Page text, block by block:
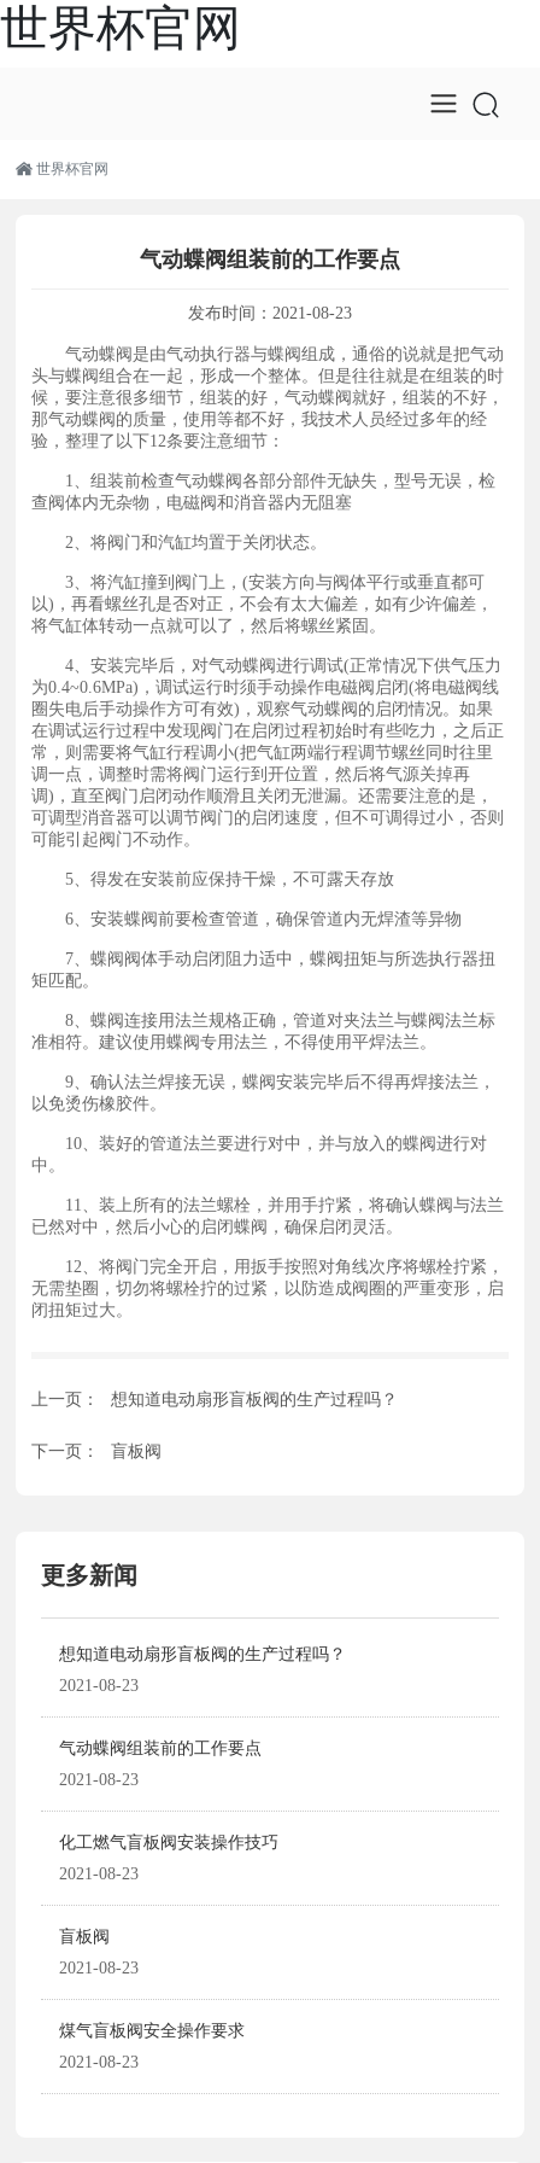
世界杯官网
世界杯官网
气动蝶阀组装前的工作要点
发布时间： 2021-08-23
气动蝶阀是由气动执行器与蝶阀组成，通俗的说就是把气动
头与蝶阀组合在一起，形成一个整体。但是往往就是在组装的时
候，要注意很多细节，组装的好，气动蝶阀就好，组装的不好，
那气动蝶阀的质量，使用等都不好，我技术人员经过多年的经
验，整理了以下12条要注意细节：
1、组装前检查气动蝶阀各部分部件无缺失，型号无误，检
查阀体内无杂物，电磁阀和消音器内无阻塞
2、将阀门和汽缸均置于关闭状态。
3、将汽缸撞到阀门上，(安装方向与阀体平行或垂直都可
以)，再看螺丝孔是否对正，不会有太大偏差，如有少许偏差，
将气缸体转动一点就可以了，然后将螺丝紧固。
4、安装完毕后，对气动蝶阀进行调试(正常情况下供气压力
为0.4~0.6MPa)，调试运行时须手动操作电磁阀启闭(将电磁阀线
圈失电后手动操作方可有效)，观察气动蝶阀的启闭情况。如果
在调试运行过程中发现阀门在启闭过程初始时有些吃力，之后正
常，则需要将气缸行程调小(把气缸两端行程调节螺丝同时往里
调一点，调整时需将阀门运行到开位置，然后将气源关掉再
调)，直至阀门启闭动作顺滑且关闭无泄漏。还需要注意的是，
可调型消音器可以调节阀门的启闭速度，但不可调得过小，否则
可能引起阀门不动作。
5、得发在安装前应保持干燥，不可露天存放
6、安装蝶阀前要检查管道，确保管道内无焊渣等异物
7、蝶阀阀体手动启闭阻力适中，蝶阀扭矩与所选执行器扭
矩匹配。
8、蝶阀连接用法兰规格正确，管道对夹法兰与蝶阀法兰标
准相符。建议使用蝶阀专用法兰，不得使用平焊法兰。
9、确认法兰焊接无误，蝶阀安装完毕后不得再焊接法兰，
以免烫伤橡胶件。
10、装好的管道法兰要进行对中，并与放入的蝶阀进行对
中。
11、装上所有的法兰螺栓，并用手拧紧，将确认蝶阀与法兰
已然对中，然后小心的启闭蝶阀，确保启闭灵活。
12、将阀门完全开启，用扳手按照对角线次序将螺栓拧紧，
无需垫圈，切勿将螺栓拧的过紧，以防造成阀圈的严重变形，启
闭扭矩过大。
上一页： 想知道电动扇形盲板阀的生产过程吗？
下一页： 盲板阀
更多新闻
想知道电动扇形盲板阀的生产过程吗？
2021-08-23
气动蝶阀组装前的工作要点
2021-08-23
化工燃气盲板阀安装操作技巧
2021-08-23
盲板阀
2021-08-23
煤气盲板阀安全操作要求
2021-08-23